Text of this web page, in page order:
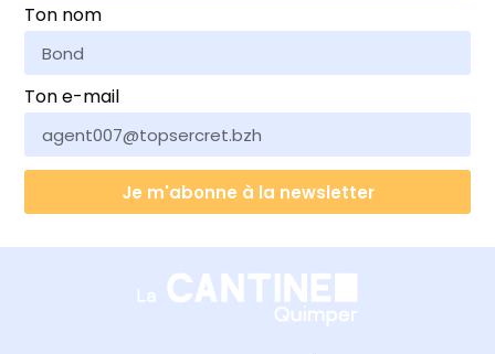
Ton nom
Ton e-mail
Je m'abonne à la newsletter